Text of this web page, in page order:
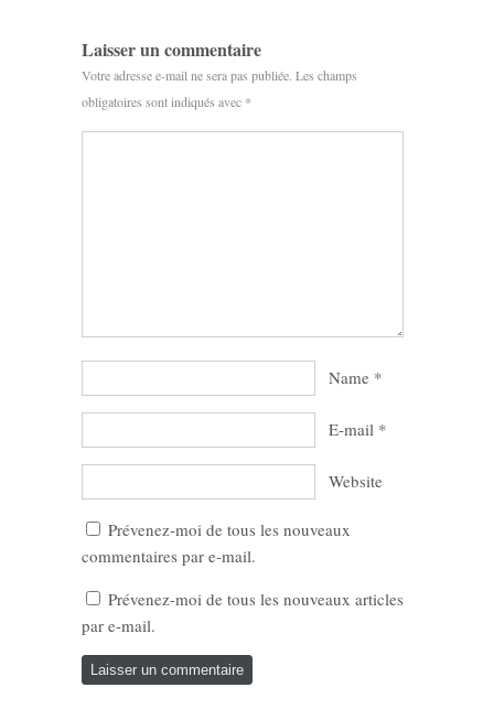
Laisser un commentaire
Votre adresse e-mail ne sera pas publiée. Les champs
obligatoires sont indiqués avec *
Name *
E-mail *
Website
Prévenez-moi de tous les nouveaux
commentaires par e-mail.
Prévenez-moi de tous les nouveaux articles
par e-mail.